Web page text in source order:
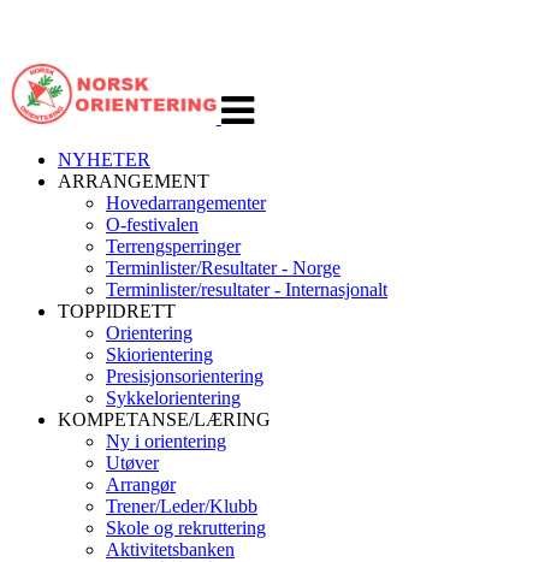
navigasjon
NYHETER
ARRANGEMENT
Hovedarrangementer
O-festivalen
Terrengsperringer
Terminlister/Resultater - Norge
Terminlister/resultater - Internasjonalt
TOPPIDRETT
Orientering
Skiorientering
Presisjonsorientering
Sykkelorientering
KOMPETANSE/LÆRING
Ny i orientering
Utøver
Arrangør
Trener/Leder/Klubb
Skole og rekruttering
Aktivitetsbanken